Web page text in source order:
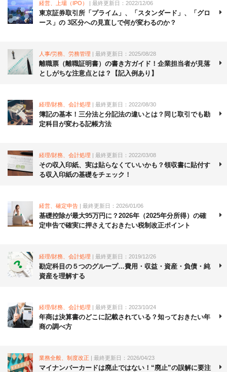
経営、上場（IPO） | 最終更新日：2022/12/06
東京証券取引所「プライム」、「スタンダード」、「グロ
ース」の 3区分への見直しで何が変わるのか？
人事/労務、労務管理 | 最終更新日：2025/08/28
離職票（離職証明書）の書き方ガイド！企業担当者が見落
としがちな注意点とは？【記入例あり】
経理/財務、会計処理 | 最終更新日：2022/08/30
簿記の基本！三分法と分記法の違いとは？同じ取引でも勘
定科目が変わる記帳方法
経理/財務、会計処理 | 最終更新日：2022/03/08
その収入印紙、実は貼らなくていいかも？領収書に貼付す
る収入印紙の基礎をチェック！
経営、確定申告 | 最終更新日：2026/01/06
基礎控除が最大95万円に？2026年（2025年分所得）の確
定申告で確実に押さえておきたい税制改正ポイント
経理/財務、会計処理 | 最終更新日：2019/12/26
勘定科目の５つのグループ…費用・収益・資産・負債・純
資産を理解する
経理/財務、会計処理 | 最終更新日：2023/10/24
年商は決算書のどこに記載されている？知っておきたい年
商の調べ方
業務全般、制度改正 | 最終更新日：2026/04/23
マイナンバーカードは廃止ではない！“廃止”の誤解に要注